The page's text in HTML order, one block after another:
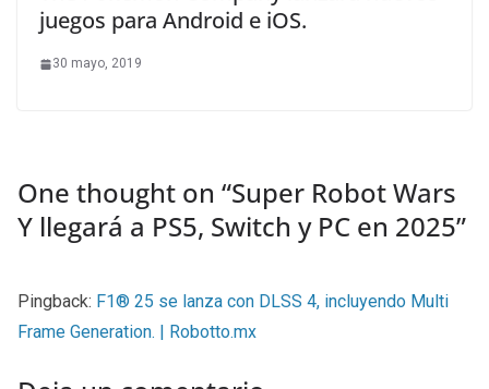
juegos para Android e iOS.
30 mayo, 2019
One thought on “Super Robot Wars
Y llegará a PS5, Switch y PC en 2025”
Pingback: F1® 25 se lanza con DLSS 4, incluyendo Multi
Frame Generation. | Robotto.mx